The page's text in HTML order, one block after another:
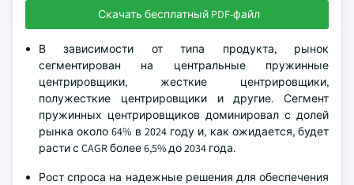
Скачать бесплатный PDF-файл
В зависимости от типа продукта, рынок
сегментирован на центральные пружинные
центрировщики, жесткие центрировщики,
полужесткие центрировщики и другие. Сегмент
пружинных центрировщиков доминировал с долей
рынка около 64% в 2024 году и, как ожидается, будет
расти с CAGR более 6,5% до 2034 года.
Рост спроса на надежные решения для обеспечения